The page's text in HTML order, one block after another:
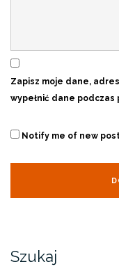
Zapisz moje dane,
wypełnić dane
Notify me of new
Szukaj